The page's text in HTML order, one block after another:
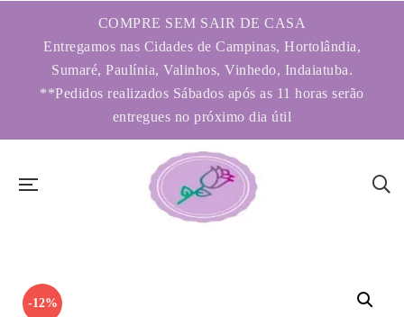
COMPRE SEM SAIR DE CASA
Entregamos nas Cidades de Campinas, Hortolândia,
Sumaré, Paulínia, Valinhos, Vinhedo, Indaiatuba.
**Pedidos realizados Sábados após as 11 horas serão
entregues no próximo dia útil
-12%